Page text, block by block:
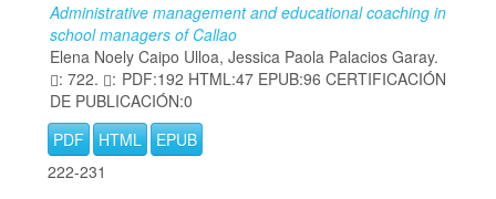
Administrative management and educational coaching in
school managers of Callao
Elena Noely Caipo Ulloa, Jessica Paola Palacios Garay.
: 722.
: PDF:192 HTML:47 EPUB:96 CERTIFICACIÓN
DE PUBLICACIÓN:0
PDF
HTML
EPUB
222-231